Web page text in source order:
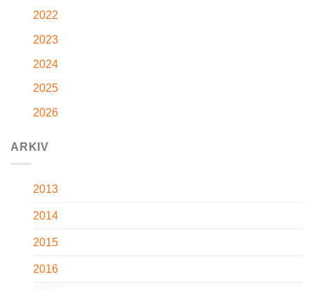
2022
2023
2024
2025
2026
ARKIV
2013
2014
2015
2016